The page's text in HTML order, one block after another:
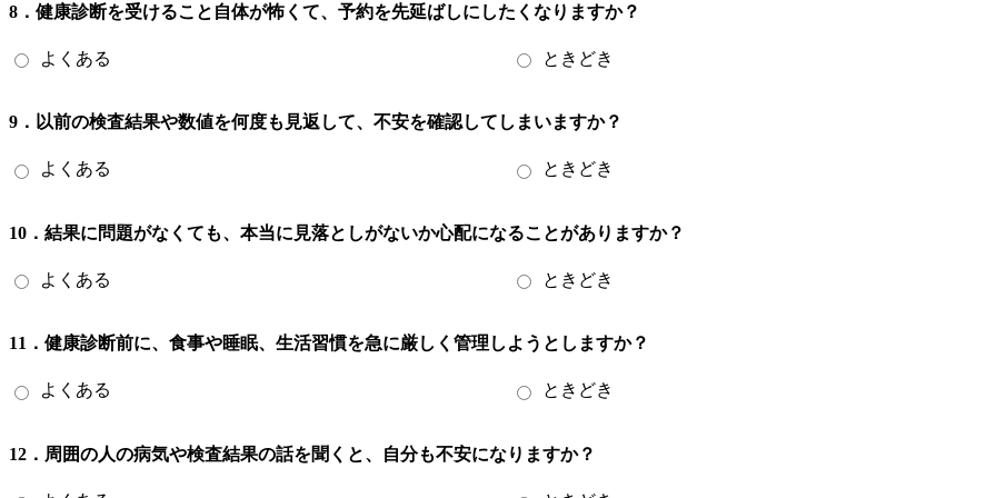
8．健康診断を受けること自体が怖くて、予約を先延ばしにしたくなりますか？
よくある ときどき
9．以前の検査結果や数値を何度も見返して、不安を確認してしまいますか？
よくある ときどき
10．結果に問題がなくても、本当に見落としがないか心配になることがありますか？
よくある ときどき
11．健康診断前に、食事や睡眠、生活習慣を急に厳しく管理しようとしますか？
よくある ときどき
12．周囲の人の病気や検査結果の話を聞くと、自分も不安になりますか？